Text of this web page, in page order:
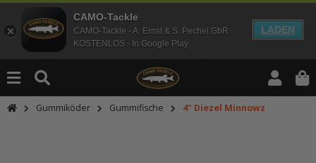
CAMO-Tackle
CAMO-Tackle - A. Ernst & S. Pechel GbR
KOSTENLOS - In Google Play
LADEN
Gummiköder Gummifische 4" Diezel Minnowz